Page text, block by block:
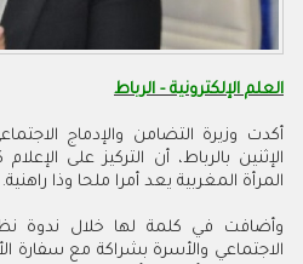
العلم الإلكترونية - الرباط
أكدت وزيرة التضامن والإدماج
الإثنين بالرباط، أن التركيز على
المرأة المغربية يعد أمرا ملحا وذا راهنية.
وأضافت في كلمة لها خلال ندوة
الاجتماعي والأسرة بشراكة مع سفارة